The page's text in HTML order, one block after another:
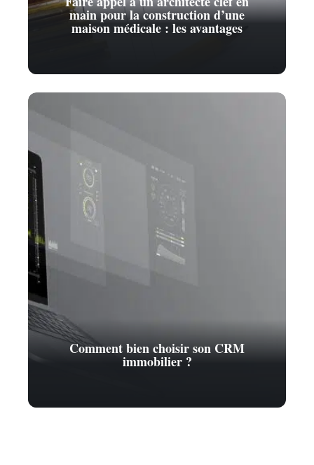
main pour la construction d’une
maison médicale : les avantages
Comment bien choisir son CRM
immobilier ?